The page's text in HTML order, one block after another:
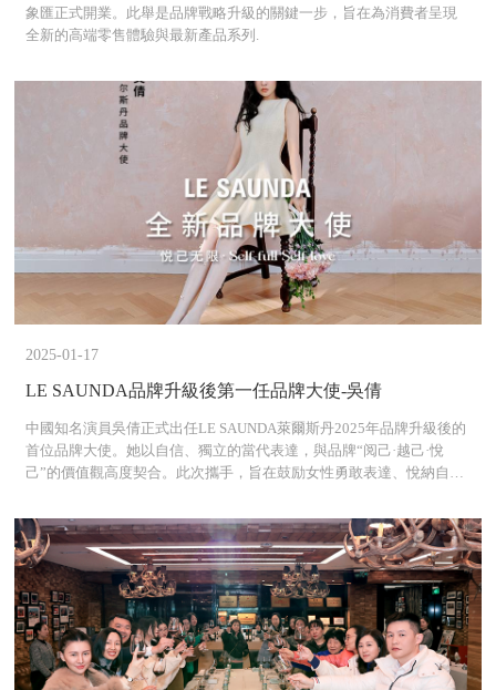
象匯正式開業。此舉是品牌戰略升級的關鍵一步，旨在為消費者呈現
全新的高端零售體驗與最新產品系列.
2025-01-17
LE SAUNDA品牌升級後第一任品牌大使-吳倩
中國知名演員吳倩正式出任LE SAUNDA萊爾斯丹2025年品牌升級後的
首位品牌大使。她以自信、獨立的當代表達，與品牌“阅己·越己·悅
己”的價值觀高度契合。此次攜手，旨在鼓励女性勇敢表達、悅納自
與優雅氣質，深受觀眾喜愛，她的加入不僅為品牌注入全新生命力，
也將以更具感染力的方式诠釋LE SAUNDA全新的風格態度與女性價值
觀。